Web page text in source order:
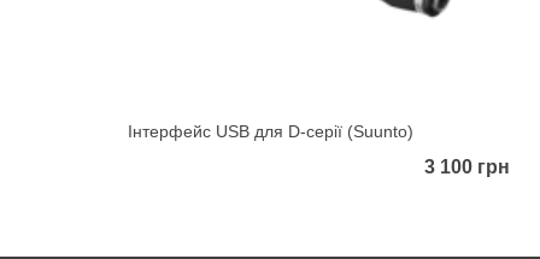
Інтерфейс USB для D-серії (Suunto)
3 100 грн